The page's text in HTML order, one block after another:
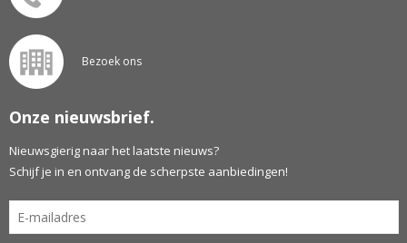
Bezoek ons
Onze nieuwsbrief.
Nieuwsgierig naar het laatste nieuws?
Schijf je in en ontvang de scherpste aanbiedingen!